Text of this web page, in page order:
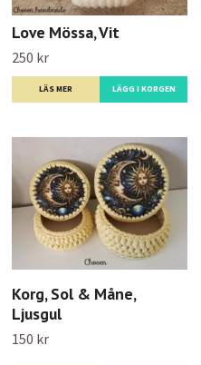
Love Mössa, Vit
250 kr
LÄS MER LÄGG I KORGEN
Korg, Sol & Måne,
Ljusgul
150 kr